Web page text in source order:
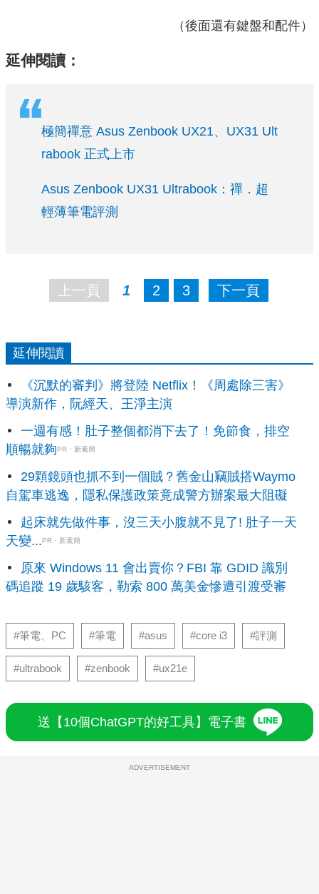
（後面還有鍵盤和配件）
延伸閱讀：
極簡禪意 Asus Zenbook UX21、UX31 Ult
rabook 正式上市
Asus Zenbook UX31 Ultrabook：禪．超
輕薄筆電評測
上一頁 1 2 3 下一頁
延伸閱讀
《沉默的審判》將登陸 Netflix！《周處除三害》
導演新作，阮經天、王淨主演
一週有感！肚子整個都消下去了！免節食，排空
順暢就夠PR・新素簡
29顆鏡頭也抓不到一個賊？舊金山竊賊搭Waymo
自駕車逃逸，隱私保護政策竟成警方辦案最大阻礙
起床就先做件事，沒三天小腹就不見了! 肚子一天
天變...PR・新素簡
原來 Windows 11 會出賣你？FBI 靠 GDID 識別
碼追蹤 19 歲駭客，勒索 800 萬美金慘遭引渡受審
#筆電、PC #筆電 #asus #core i3 #評測
#ultrabook #zenbook #ux21e
送【10個ChatGPT的好工具】電子書
ADVERTISEMENT